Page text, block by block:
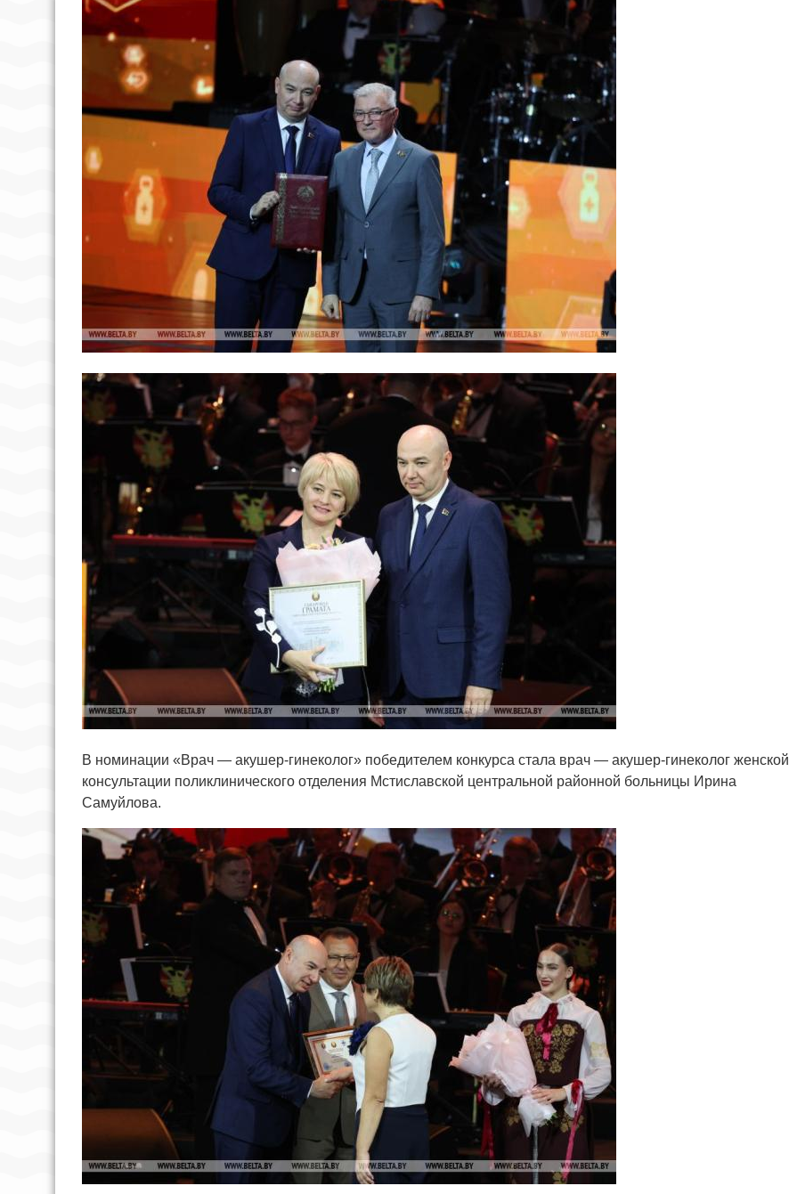
В номинации «Врач — акушер-гинеколог» победителем конкурса стала врач — акушер-гинеколог женской
консультации поликлинического отделения Мстиславской центральной районной больницы Ирина
Самуйлова.